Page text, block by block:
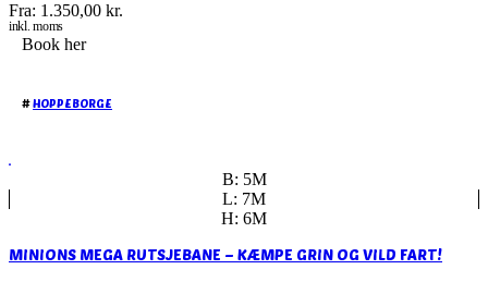
Fra: 1.350,00 kr.
inkl. moms
Book her
#HOPPEBORGE
B: 5M
L: 7M
H: 6M
MINIONS MEGA RUTSJEBANE – KÆMPE GRIN OG VILD FART!